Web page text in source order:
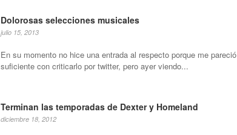
Dolorosas selecciones musicales
julio 15, 2013
En su momento no hice una entrada al respecto porque me pareció
suficiente con criticarlo por twitter, pero ayer viendo...
Terminan las temporadas de Dexter y Homeland
diciembre 18, 2012